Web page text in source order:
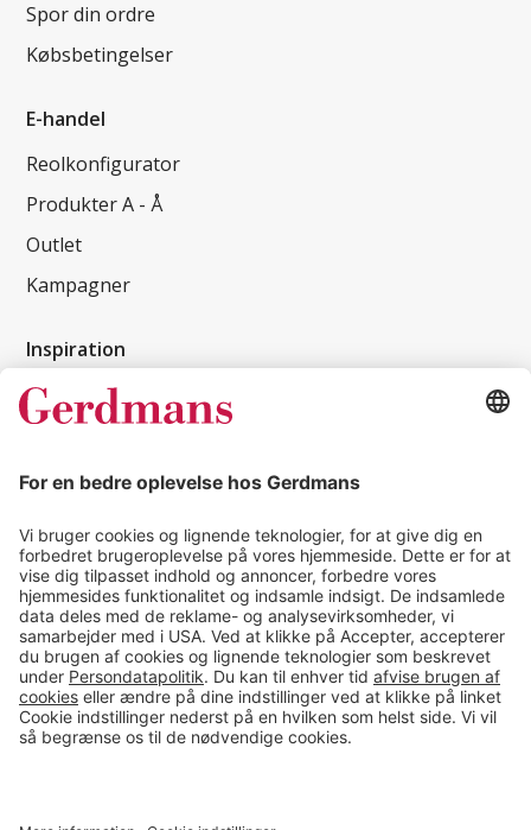
Spor din ordre
Købsbetingelser
E-handel
Reolkonfigurator
Produkter A - Å
Outlet
Kampagner
Inspiration
Kundereferencer
Tips & guides
Kontakt
salg@gerdmans.dk
49 18 07 07
Salgsafdeling åbningstider
08.00-16.00